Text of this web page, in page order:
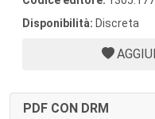
Disponibilità: Discreta
PDF CON DRM